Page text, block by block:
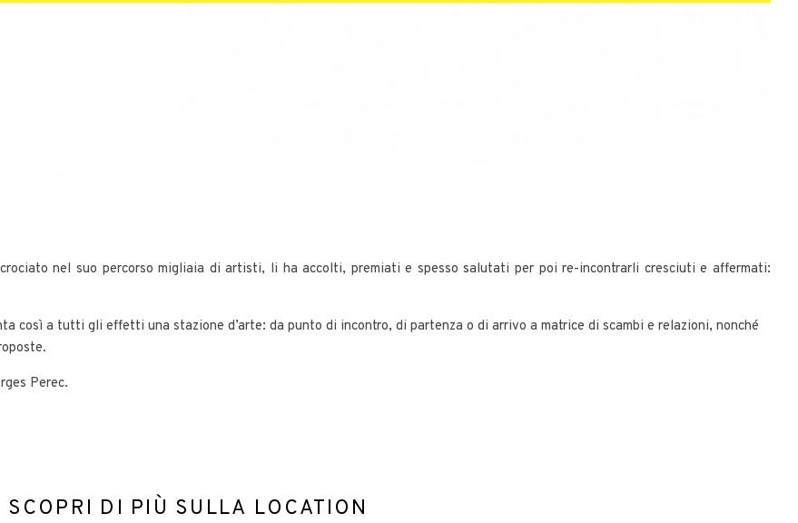
nel suo percorso migliaia di artisti, li ha accolti, premiati e spesso salutati per poi re-incontrarli cresciuti e affermati:
così a tutti gli effetti una stazione d’arte: da punto di incontro, di partenza o di arrivo a matrice di scambi e relazioni, nonché
Perec.
SCOPRI DI PIÙ SULLA LOCATION